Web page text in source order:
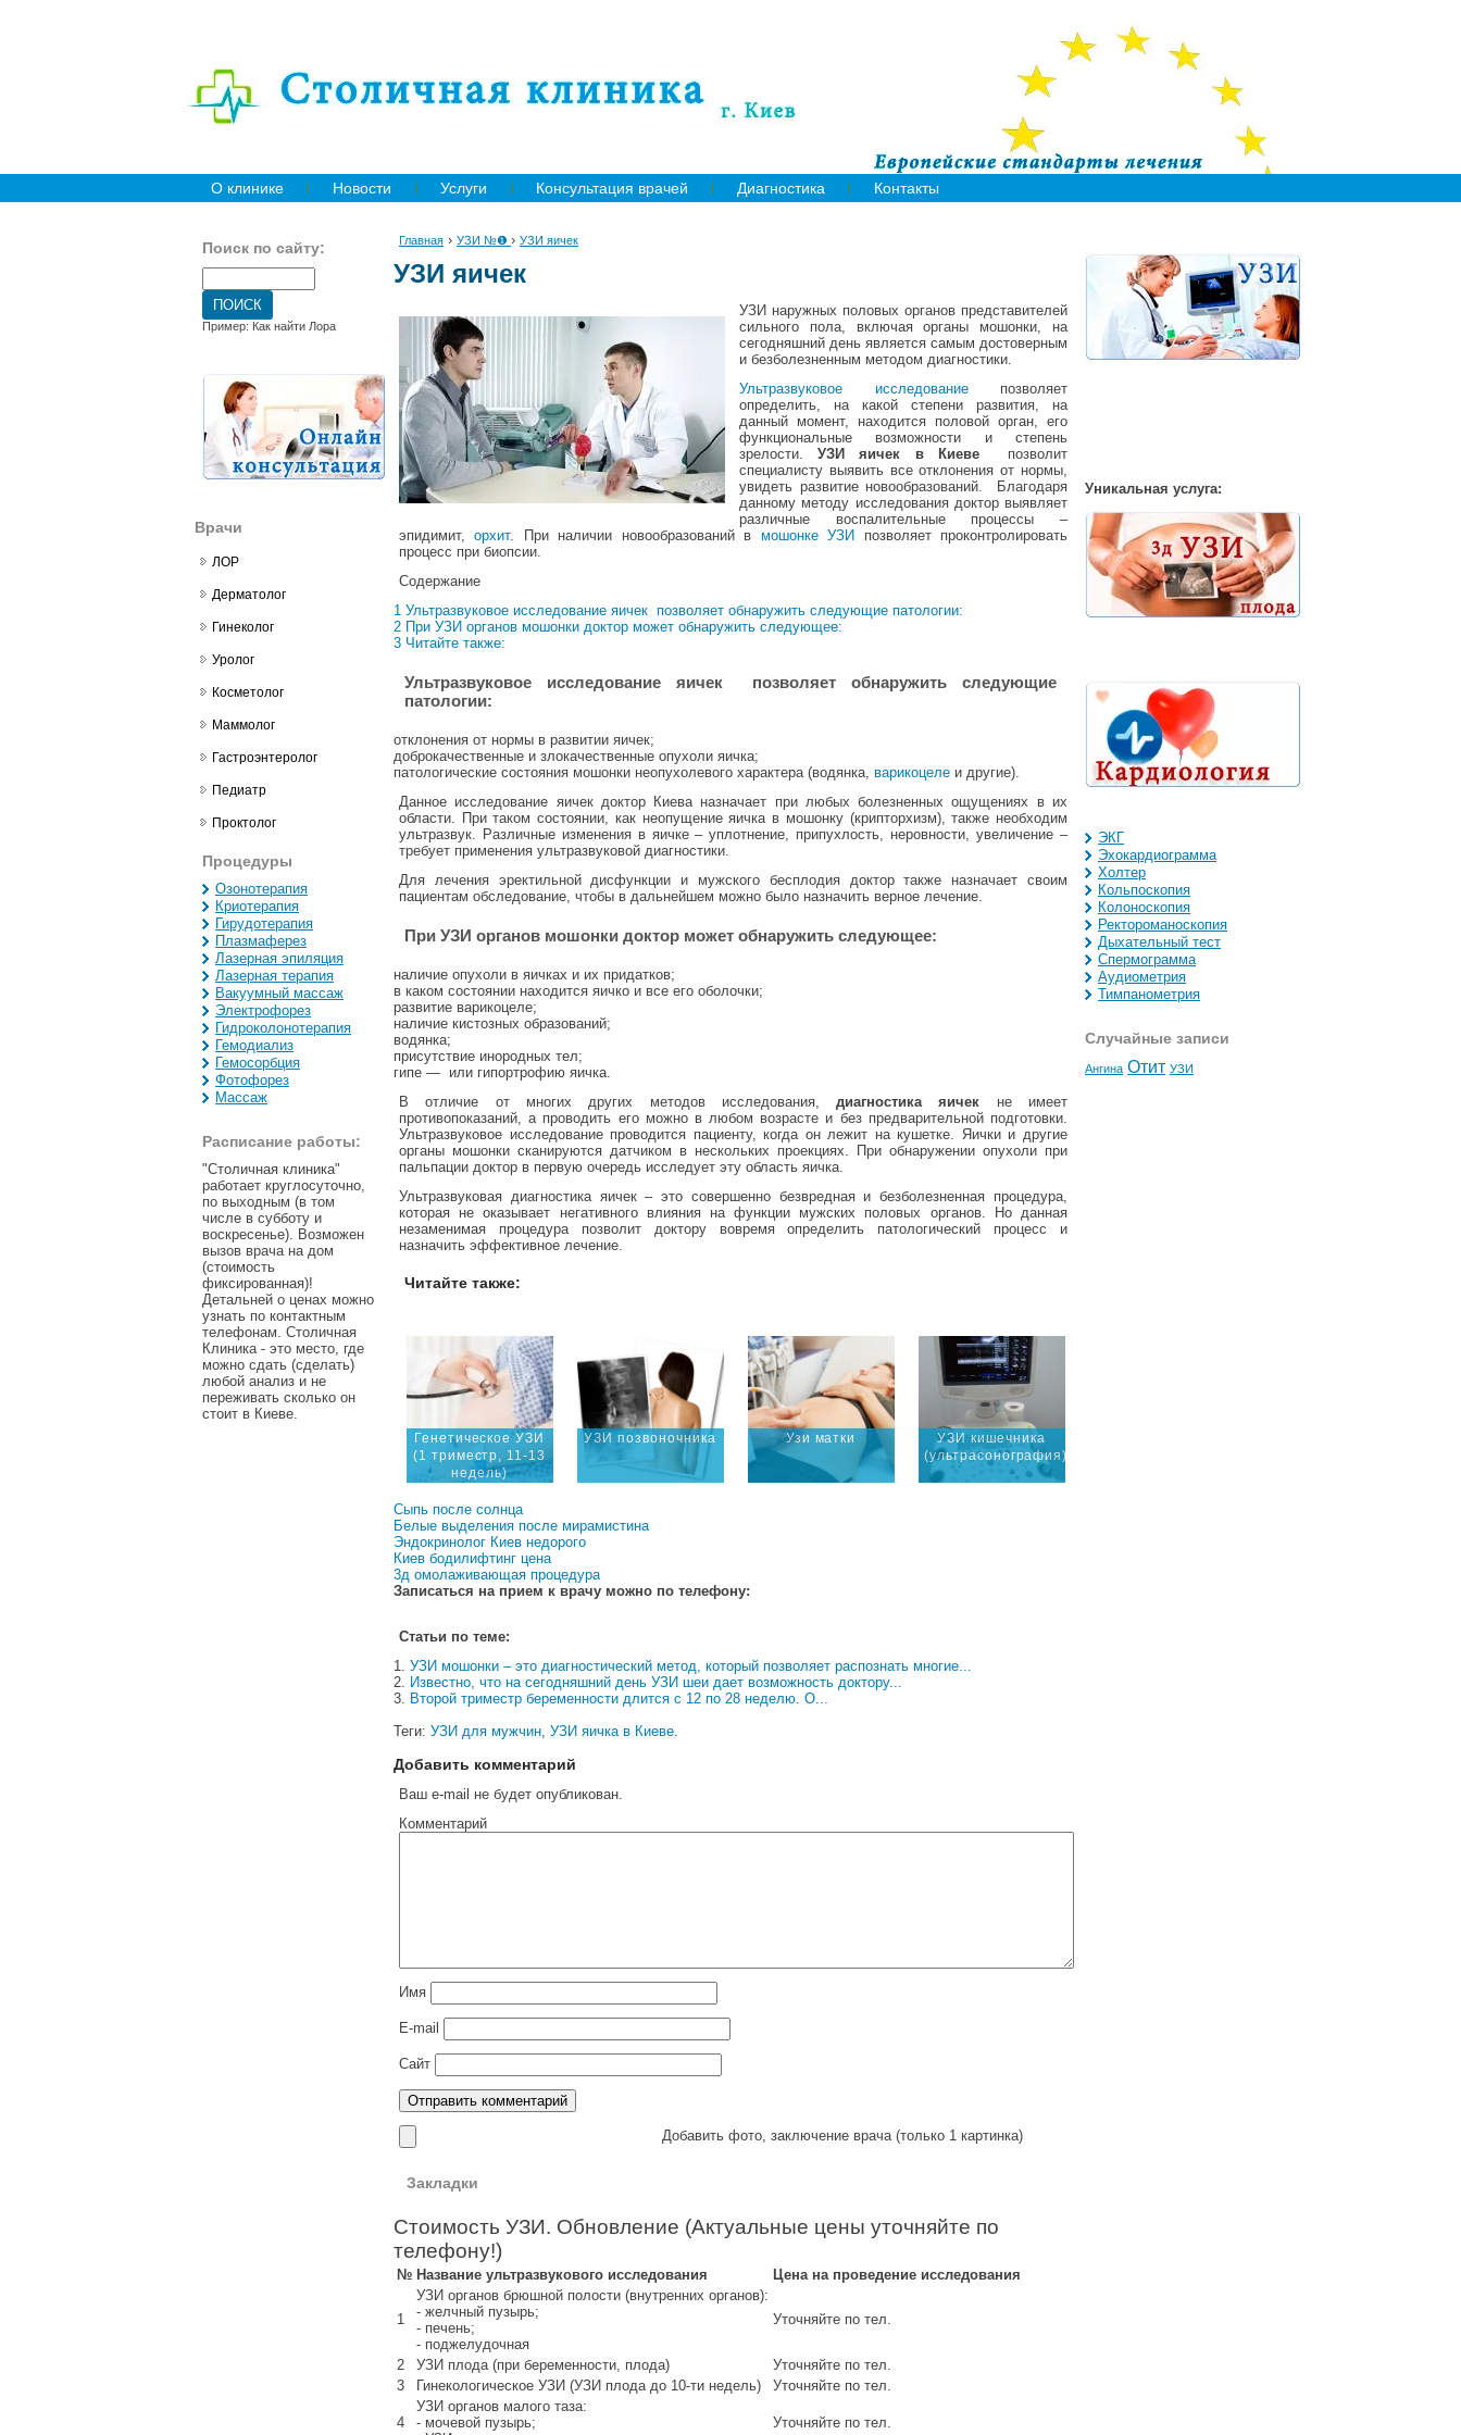
О клинике Новости Услуги Консультация врачей Диагностика Контакты
Поиск по сайту:
Пример: Как найти Лора
Врачи
ЛОР
Дерматолог
Гинеколог
Уролог
Косметолог
Маммолог
Гастроэнтеролог
Педиатр
Проктолог
Процедуры
Озонотерапия
Криотерапия
Гирудотерапия
Плазмаферез
Лазерная эпиляция
Лазерная терапия
Вакуумный массаж
Электрофорез
Гидроколонотерапия
Гемодиализ
Гемосорбция
Фотофорез
Массаж
Расписание работы:
"Столичная клиника"
работает круглосуточно,
по выходным (в том
числе в субботу и
воскресенье). Возможен
вызов врача на дом
(стоимость
фиксированная)!
Детальней о ценах можно
узнать по контактным
телефонам. Столичная
Клиника - это место, где
можно сдать (сделать)
любой анализ и не
переживать сколько он
стоит в Киеве.
Главная › УЗИ №❶ › УЗИ яичек
УЗИ яичек
УЗИ наружных половых органов представителей
сильного пола, включая органы мошонки, на
сегодняшний день является самым достоверным
и безболезненным методом диагностики.
Ультразвуковое исследованиепозволяет
определить, на какой степени развития, на
данный момент, находится половой орган, его
функциональные возможности и степень
зрелости.УЗИ яичек в Киеве
позволит
специалисту выявить все отклонения от нормы,
увидеть развитие новообразований. Благодаря
данному методу исследования доктор выявляет
различные воспалительные процессы –
эпидимит,орхит. При наличии новообразований в мошонке УЗИ позволяет проконтролировать
процесс при биопсии.
Содержание
1 Ультразвуковое исследование яичек позволяет обнаружить следующие патологии:
2 При УЗИ органов мошонки доктор может обнаружить следующее:
3 Читайте также:
Ультразвуковое исследование яичек позволяет обнаружить следующие
патологии:
отклонения от нормы в развитии яичек;
доброкачественные и злокачественные опухоли яичка;
патологические состояния мошонки неопухолевого характера (водянка, варикоцеле и другие).
Данное исследование яичек доктор Киева назначает при любых болезненных ощущениях в их
области. При таком состоянии, как неопущение яичка в мошонку (крипторхизм), также необходим
ультразвук. Различные изменения в яичке – уплотнение, припухлость, неровности, увеличение –
требует применения ультразвуковой диагностики.
Для лечения эректильной дисфункции и мужского бесплодия доктор также назначает своим
пациентам обследование, чтобы в дальнейшем можно было назначить верное лечение.
При УЗИ органов мошонки доктор может обнаружить следующее:
наличие опухоли в яичках и их придатков;
в каком состоянии находится яичко и все его оболочки;
развитие варикоцеле;
наличие кистозных образований;
водянка;
присутствие инородных тел;
гипе — или гипортрофию яичка.
В отличие от многих других методов исследования,диагностика яичек не имеет
противопоказаний, а проводить его можно в любом возрасте и без предварительной подготовки.
Ультразвуковое исследование проводится пациенту, когда он лежит на кушетке. Яички и другие
органы мошонки сканируются датчиком в нескольких проекциях. При обнаружении опухоли при
пальпации доктор в первую очередь исследует эту область яичка.
Ультразвуковая диагностика яичек – это совершенно безвредная и безболезненная процедура,
которая не оказывает негативного влияния на функции мужских половых органов. Но данная
незаменимая процедура позволит доктору вовремя определить патологический процесс и
назначить эффективное лечение.
Читайте также:
Генетическое УЗИ
(1 триместр, 11-13
недель)
УЗИ позвоночника Узи матки
УЗИ кишечника
(ультрасонография)
Сыпь после солнца
Белые выделения после мирамистина
Эндокринолог Киев недорого
Киев бодилифтинг цена
3д омолаживающая процедура
Записаться на прием к врачу можно по телефону:
Статьи по теме:
УЗИ мошонки – это диагностический метод, который позволяет распознать многие...
Известно, что на сегодняшний день УЗИ шеи дает возможность доктору...
Второй триместр беременности длится с 12 по 28 неделю. О...
Теги: УЗИ для мужчин, УЗИ яичка в Киеве.
Добавить комментарий
Ваш e-mail не будет опубликован.
Комментарий
Имя
E-mail
Сайт
Добавить фото, заключение врача (только 1 картинка)
Закладки
Стоимость УЗИ. Обновление (Актуальные цены уточняйте по
телефону!)
№ Название ультразвукового исследования Цена на проведение исследования
1
УЗИ органов брюшной полости (внутренних органов):
- желчный пузырь;
- печень;
- поджелудочная
Уточняйте по тел.
2 УЗИ плода (при беременности, плода)
Уточняйте по тел.
3
Гинекологическое УЗИ (УЗИ плода до 10-ти недель) Уточняйте по тел.
4
УЗИ органов малого таза:
- мочевой пузырь;
Уточняйте по тел.
Уникальная услуга:
ЭКГ
Эхокардиограмма
Холтер
Кольпоскопия
Колоноскопия
Ректороманоскопия
Дыхательный тест
Спермограмма
Аудиометрия
Тимпанометрия
Случайные записи
Ангина Отит УЗИ